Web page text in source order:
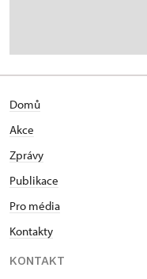
Domů
Akce
Zprávy
Publikace
Pro média
Kontakty
KONTAKT